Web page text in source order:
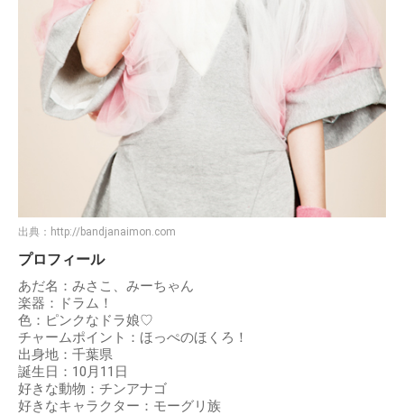
出典： http://bandjanaimon.com
プロフィール
あだ名：みさこ、みーちゃん
楽器：ドラム！
色：ピンクなドラ娘♡
チャームポイント：ほっぺのほくろ！
出身地：千葉県
誕生日：10月11日
好きな動物：チンアナゴ
好きなキャラクター：モーグリ族